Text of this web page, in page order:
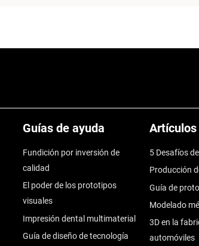
Guías de ayuda
Fundición por inversión de
calidad
El poder de los prototipos
visuales
Impresión dental multimaterial
Guía de diseño de tecnología
5 Desafíos
Producción
Guía de
Modelado
3D en la
automóviles